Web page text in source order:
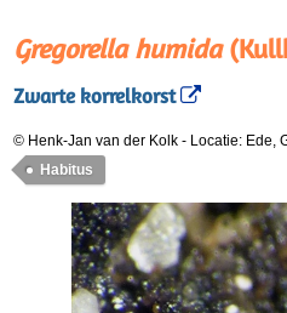
Gregorella humida
Zwarte korrelkorst
© Henk-Jan van der Kolk - Locatie: Ede,
Habitus